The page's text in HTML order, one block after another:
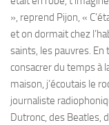
», reprend Pijon, «
et on dormait chez
saints, les pauvres. En
consacrer du temps à
maison, j’écoutais le
journaliste
Dutronc, des Beatles,